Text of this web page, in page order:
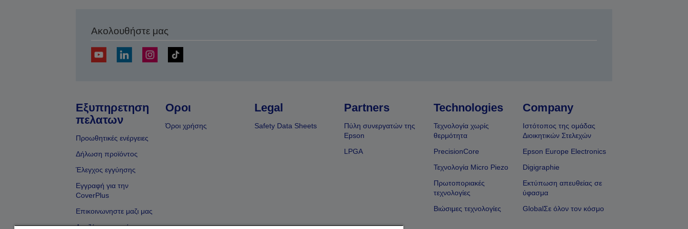
Ακολουθήστε μας
Εξυπηρετηση
πελατων
Προωθητικές ενέργειες
Δήλωση προϊόντος
Έλεγχος εγγύησης
Εγγραφή για την
CoverPlus
Επικοινωνηστε μαζι μας
Αναζήτηση εμπόρου
Οροι
Όροι χρήσης
Legal
Safety Data Sheets
Partners
Πύλη συνεργατών της
Epson
LPGA
Technologies
Τεχνολογία χωρίς
θερμότητα
PrecisionCore
Τεχνολογία Micro Piezo
Πρωτοποριακές
τεχνολογίες
Βιώσιμες τεχνολογίες
Company
Ιστότοπος της ομάδας
Διοικητικών Στελεχών
Epson Europe Electronics
Digigraphie
Εκτύπωση απευθείας σε
ύφασμα
GlobalΣε όλον τον κόσμο